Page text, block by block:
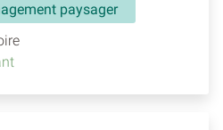
paysager